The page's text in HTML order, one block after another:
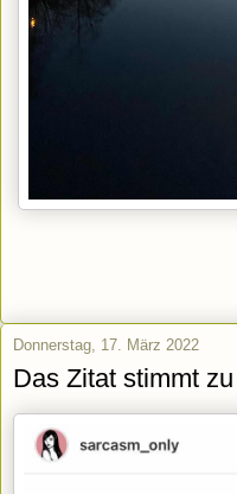
Donnerstag, 17. März 2022
Das Zitat stimmt